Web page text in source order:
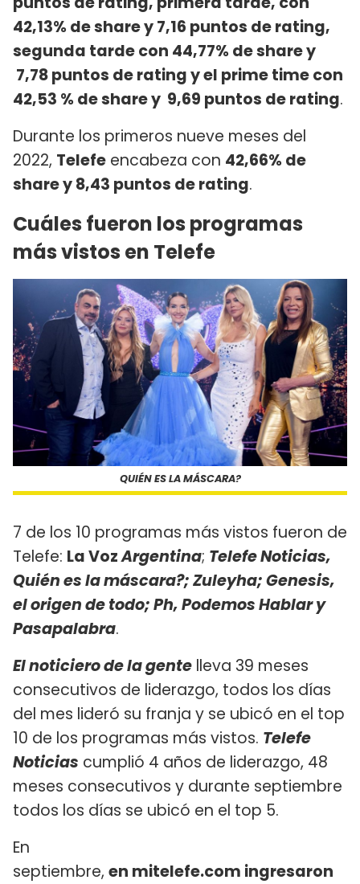
42,13% de share y 7,16 puntos de rating,
segunda tarde con 44,77% de share y
7,78 puntos de rating y el prime time con
42,53 % de share y 9,69 puntos de rating.
Durante los primeros nueve meses del
2022, Telefe encabeza con 42,66% de
share y 8,43 puntos de rating.
Cuáles fueron los programas
más vistos en Telefe
QUIÉN ES LA MÁSCARA?
7 de los 10 programas más vistos fueron de
Telefe: La VozArgentina; Telefe Noticias,
Quién es la máscara?; Zuleyha; Genesis,
el origen de todo; Ph, Podemos Hablar y
Pasapalabra.
El noticiero de la gente lleva 39 meses
consecutivos de liderazgo, todos los días
del mes lideró su franja y se ubicó en el top
10 de los programas más vistos. Telefe
Noticias cumplió 4 años de liderazgo, 48
meses consecutivos y durante septiembre
todos los días se ubicó en el top 5.
En
septiembre, en mitelefe.com ingresaron